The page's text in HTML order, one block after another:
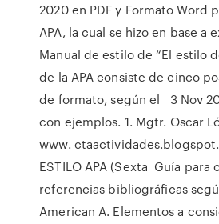
2020 en PDF y Formato Word
APA, la cual se hizo en base a
Manual de estilo de “El estilo
de la APA consiste de cinco
de formato, según el 3 Nov
con ejemplos. 1. Mgtr. Oscar
www.
ESTILO APA (Sexta Guía para
referencias bibliográficas
American A. Elementos a